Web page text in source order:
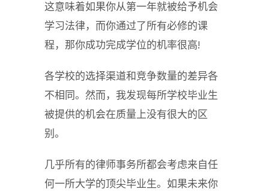
这意味着如果你从第一年就被给予机会
学习法律，而你通过了所有必修的课
程，那你成功完成学位的机率很高!
各学校的选择渠道和竞争数量的差异各
不相同。然而，我发现每所学校毕业生
被提供的机会在质量上没有很大的区
别。
几乎所有的律师事务所都会考虑来自任
何一所大学的顶尖毕业生。如果未来你